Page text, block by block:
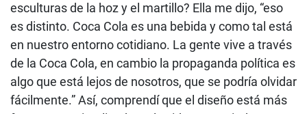
esculturas de la hoz y el martillo? Ella me dijo, “eso
es distinto. Coca Cola es una bebida y como tal está
en nuestro entorno cotidiano. La gente vive a través
de la Coca Cola, en cambio la propaganda política es
algo que está lejos de nosotros, que se podría olvidar
fácilmente.” Así, comprendí que el diseño está más